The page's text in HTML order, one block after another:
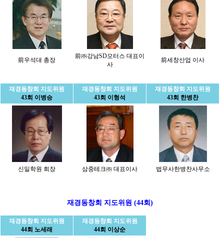
前우석대 총장
前㈜강남SD모터스 대표이
사
前세창산업 이사
재경동창회 지도위원
43회 이병승
재경동창회 지도위원
43회 이형석
재경동창회 지도위원
43회 한병찬
신일학원 회장 삼중테크㈜ 대표이사 법무사한병찬사무소
재경동창회 지도위원 (44회)
재경동창회 지도위원
44회 노세래
재경동창회 지도위원
44회 이상순